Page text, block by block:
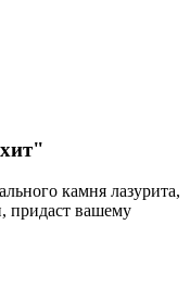
камня лазурита,
придаст вашему